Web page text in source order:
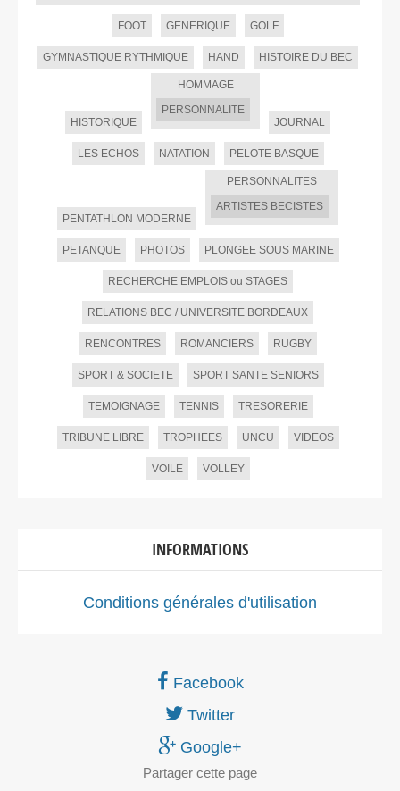
FOOT GENERIQUE GOLF
GYMNASTIQUE RYTHMIQUE HAND HISTOIRE DU BEC
HISTORIQUE
HOMMAGE
PERSONNALITE
JOURNAL
LES ECHOS NATATION PELOTE BASQUE
PENTATHLON MODERNE
PERSONNALITES
ARTISTES BECISTES
PETANQUE PHOTOS PLONGEE SOUS MARINE
RECHERCHE EMPLOIS ou STAGES
RELATIONS BEC / UNIVERSITE BORDEAUX
RENCONTRES ROMANCIERS RUGBY
SPORT & SOCIETE SPORT SANTE SENIORS
TEMOIGNAGE TENNIS TRESORERIE
TRIBUNE LIBRE TROPHEES UNCU VIDEOS
VOILE VOLLEY
INFORMATIONS
Conditions générales d'utilisation
Facebook
Twitter
Google+
Partager cette page